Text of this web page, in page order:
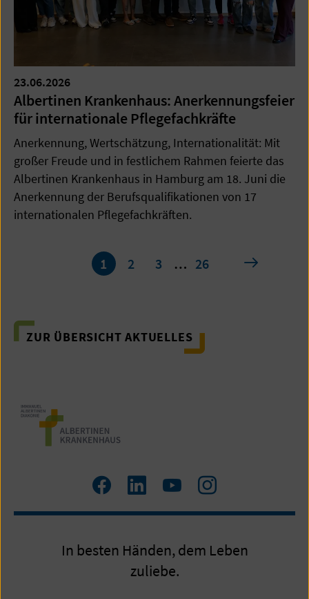
23.06.2026
Albertinen Krankenhaus: Anerkennungsfeier
für internationale Pflegefachkräfte
Anerkennung, Wertschätzung, Internationalität: Mit
großer Freude und in festlichem Rahmen feierte das
Albertinen Krankenhaus in Hamburg am 18. Juni die
Anerkennung der Berufsqualifikationen von 17
internationalen Pflegefachkräften.
1 2 3 … 26 nächste
ZUR ÜBERSICHT AKTUELLES
Zum
Facebook
Zum
LinkedIn
Zum
YouTube
Zum
Instagram
In besten Händen, dem Leben
zuliebe.